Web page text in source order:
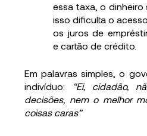
essa taxa, o dinheiro
isso dificulta o
os juros de
e cartão de crédito.
Em palavras simples, o
indivíduo: “Ei, cidadão,
decisões, nem o melhor
coisas caras”